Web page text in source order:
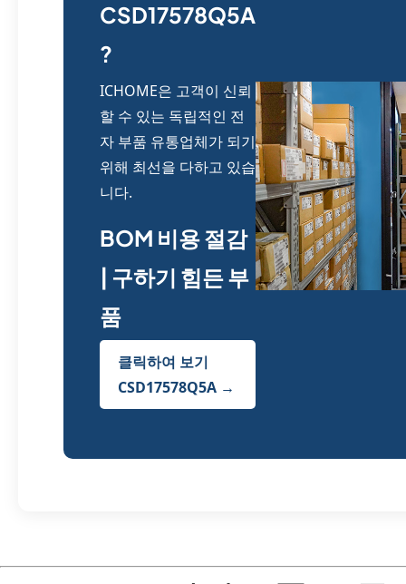
CSD17578Q5A
?
ICHOME은 고객이 신뢰
할 수 있는 독립적인 전
자 부품 유통업체가 되기
위해 최선을 다하고 있습
니다.
BOM 비용 절감
| 구하기 힘든 부
품
클릭하여 보기
CSD17578Q5A →